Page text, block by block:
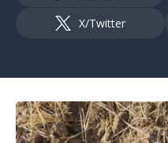
X/Twitter